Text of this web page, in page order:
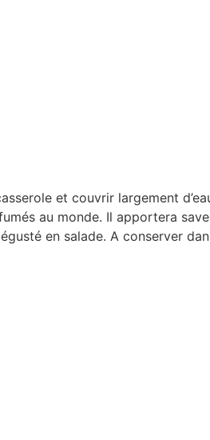
et couvrir largement
au monde. Il apportera
en salade. A conserver